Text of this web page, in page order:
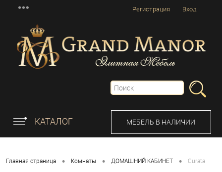
Вход
Регистрация
КАТАЛОГ МЕБЕЛЬ В НАЛИЧИИ
Главная страница • Комнаты • ДОМАШНИЙ КАБИНЕТ • Curata